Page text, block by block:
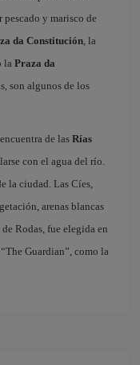
pescado y marisco de
da Constitución, la
la Praza da
son algunos de los
de las Rías
con el agua del río.
la ciudad. Las Cíes,
arenas blancas
Rodas, fue elegida en
Guardian”, como la